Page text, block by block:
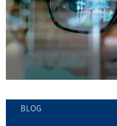
BLOG